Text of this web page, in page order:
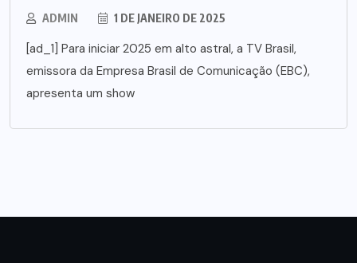
ADMIN 1 DE JANEIRO DE 2025
[ad_1] Para iniciar 2025 em alto astral, a TV Brasil,
emissora da Empresa Brasil de Comunicação (EBC),
apresenta um show